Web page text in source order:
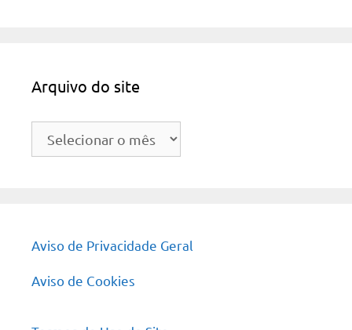
Arquivo do site
Arquivo
Aviso de Privacidade Geral
Aviso de Cookies